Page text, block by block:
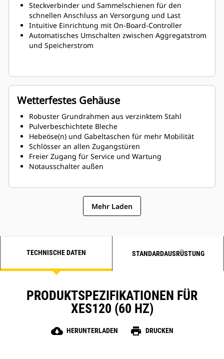
Steckverbinder und Sammelschienen für den
schnellen Anschluss an Versorgung und Last
Intuitive Einrichtung mit On-Board-Controller
Automatisches Umschalten zwischen Aggregatstrom
und Speicherstrom
Wetterfestes Gehäuse
Robuster Grundrahmen aus verzinktem Stahl
Pulverbeschichtete Bleche
Hebeöse(n) und Gabeltaschen für mehr Mobilität
Schlösser an allen Zugangstüren
Freier Zugang für Service und Wartung
Notausschalter außen
Mehr Laden
TECHNISCHE DATEN STANDARDAUSRÜSTUNG
PRODUKTSPEZIFIKATIONEN FÜR
XES120 (60 HZ)
cloud_download HERUNTERLADEN print DRUCKEN